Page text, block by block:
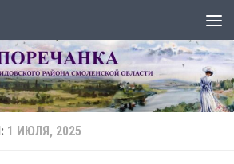
1 ИЮЛЯ, 2025